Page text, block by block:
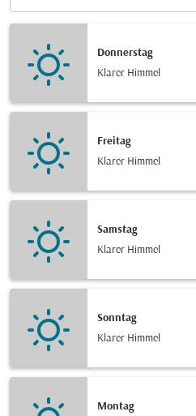
Donnerstag
Klarer Himmel
Freitag
Klarer Himmel
Samstag
Klarer Himmel
Sonntag
Klarer Himmel
Montag